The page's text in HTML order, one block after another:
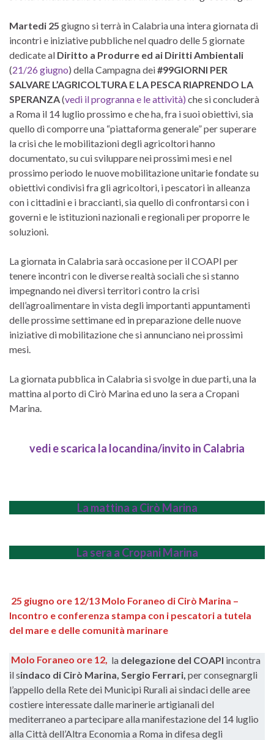
Martedi 25 giugno si terrà in Calabria una intera giornata di
incontri e iniziative pubbliche nel quadro delle 5 giornate
dedicate al Diritto a Produrre ed ai Diritti Ambientali
(21/26 giugno) della Campagna dei#99GIORNI PER
SALVARE L’AGRICOLTURA E LA PESCA RIAPRENDO LA
SPERANZA(vedi il progranna e le attività) che si concluderà
a Roma il 14 luglio prossimo e che ha, fra i suoi obiettivi, sia
quello di comporre una “piattaforma generale” per superare
la crisi che le mobilitazioni degli agricoltori hanno
documentato, su cui sviluppare nei prossimi mesi e nel
prossimo periodo le nuove mobilitazione unitarie fondate su
obiettivi condivisi fra gli agricoltori, i pescatori in alleanza
con i cittadini e i braccianti, sia quello di confrontarsi con i
governi e le istituzioni nazionali e regionali per proporre le
soluzioni.
La giornata in Calabria sarà occasione per il COAPI per
tenere incontri con le diverse realtà sociali che si stanno
impegnando nei diversi territori contro la crisi
dell’agroalimentare in vista degli importanti appuntamenti
delle prossime settimane ed in preparazione delle nuove
iniziative di mobilitazione che si annunciano nei prossimi
mesi.
La giornata pubblica in Calabria si svolge in due parti, una la
mattina al porto di Cirò Marina ed uno la sera a Cropani
Marina.
vedi e scarica la locandina/invito in Calabria
La mattina a Cirò Marina
La sera a Cropani Marina
25 giugno ore 12/13 Molo Foraneo di Cirò Marina –
Incontro e conferenza stampa con i pescatori a tutela
del mare e delle comunità marinare
Molo Foraneo ore 12, la delegazione del COAPI incontra
il sindaco di Cirò Marina, Sergio Ferrari, per consegnargli
l’appello della Rete dei Municipi Rurali ai sindaci delle aree
costiere interessate dalle marinerie artigianali del
mediterraneo a partecipare alla manifestazione del 14 luglio
alla Città dell’Altra Economia a Roma in difesa degli